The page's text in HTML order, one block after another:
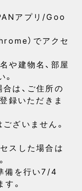
アプリ/Goo
）でアクセ
や建物名、部屋
は、ご住所の
録いただきま
ざいません。
スした場合は
備を行い7/4
。